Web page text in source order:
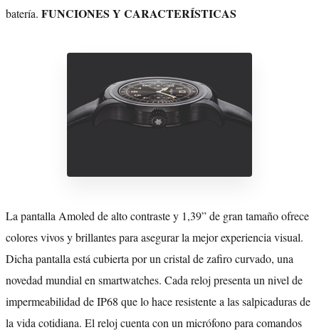
batería. FUNCIONES Y CARACTERÍSTICAS
La pantalla Amoled de alto contraste y 1,39” de gran tamaño ofrece
colores vivos y brillantes para asegurar la mejor experiencia visual.
Dicha pantalla está cubierta por un cristal de zafiro curvado, una
novedad mundial en smartwatches. Cada reloj presenta un nivel de
impermeabilidad de IP68 que lo hace resistente a las salpicaduras de
la vida cotidiana. El reloj cuenta con un micrófono para comandos